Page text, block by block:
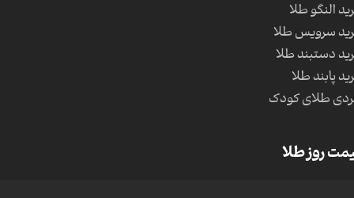
النگو طلا
سرویس طلا
دستبند طلا
پابند طلا
طلای کودک
روز طلا